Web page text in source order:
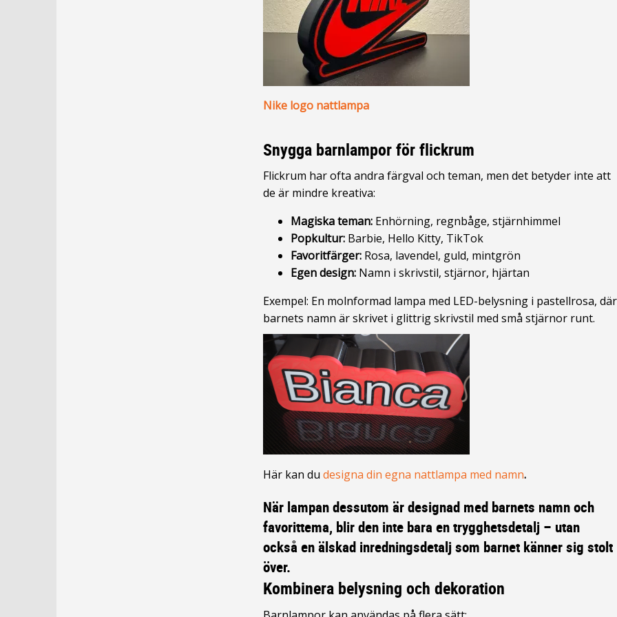
Nike logo nattlampa
Snygga barnlampor för flickrum
Flickrum har ofta andra färgval och teman, men det betyder inte att
de är mindre kreativa:
Magiska teman: Enhörning, regnbåge, stjärnhimmel
Popkultur: Barbie, Hello Kitty, TikTok
Favoritfärger: Rosa, lavendel, guld, mintgrön
Egen design: Namn i skrivstil, stjärnor, hjärtan
Exempel: En molnformad lampa med LED-belysning i pastellrosa, där
barnets namn är skrivet i glittrig skrivstil med små stjärnor runt.
Här kan dudesigna din egna nattlampa med namn.
När lampan dessutom är designad med barnets namn och
favorittema, blir den inte bara en trygghetsdetalj – utan
också en älskad inredningsdetalj som barnet känner sig stolt
över.
Kombinera belysning och dekoration